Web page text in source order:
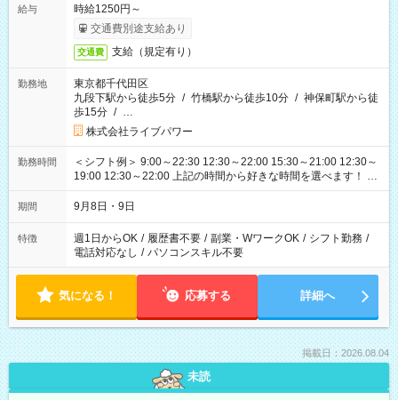
給与
時給1250円～
交通費別途支給あり
交通費 支給（規定有り）
勤務地
東京都千代田区
九段下駅から徒歩5分 / 竹橋駅から徒歩10分 / 神保町駅から徒
歩15分 / …
株式会社ライブパワー
勤務時間
＜シフト例＞ 9:00～22:30 12:30～22:00 15:30～21:00 12:30～
19:00 12:30～22:00 上記の時間から好きな時間を選べます！ ※
時間は変更となる可能性があります
期間 9月8日・9日
特徴 週1日からOK / 履歴書不要 / 副業・WワークOK / シフト勤務 /
電話対応なし / パソコンスキル不要
気になる！ 応募する 詳細へ
掲載日：2026.08.04
未読